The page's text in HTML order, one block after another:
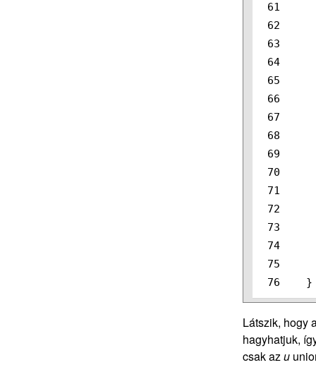
61
62
63
64
65
66
67
68
69
70
71
72
73
74
75
}
Látszik, hogy
hagyhatjuk,
csak az u